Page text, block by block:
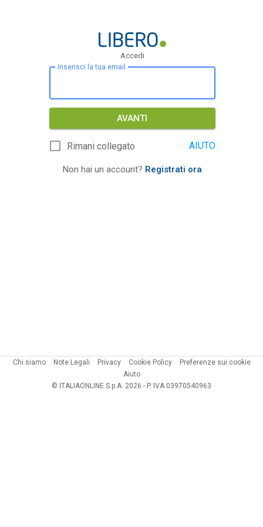
Accedi
Inserisci la tua email
AVANTI
Rimani collegato AIUTO
Non hai un account? Registrati ora
Chi siamo Note Legali Privacy Cookie Policy
Preferenze sui cookie
Aiuto
© ITALIAONLINE S.p.A. 2026 - P. IVA 03970540963